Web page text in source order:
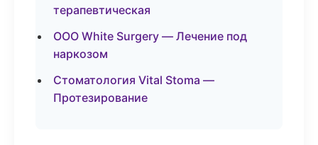
терапевтическая
ООО White Surgery — Лечение под
наркозом
Стоматология Vital Stoma —
Протезирование